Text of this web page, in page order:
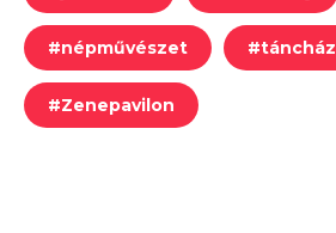
#népművészet #táncház
#Zenepavilon